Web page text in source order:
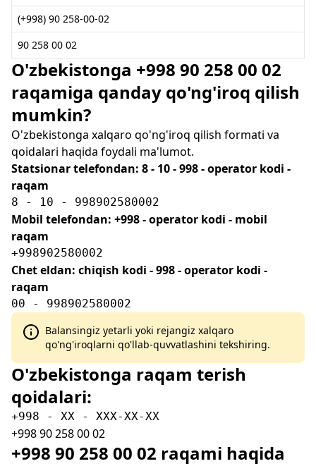
(+998) 90 258-00-02
90 258 00 02
O'zbekistonga +998 90 258 00 02
raqamiga qanday qo'ng'iroq qilish
mumkin?
O'zbekistonga xalqaro qo'ng'iroq qilish formati va
qoidalari haqida foydali ma'lumot.
Statsionar telefondan: 8 - 10 - 998 - operator kodi -
raqam
8 - 10 - 998902580002
Mobil telefondan: +998 - operator kodi - mobil
raqam
+998902580002
Chet eldan: chiqish kodi - 998 - operator kodi -
raqam
00 - 998902580002
Balansingiz yetarli yoki rejangiz xalqaro
qo'ng'iroqlarni qo'llab-quvvatlashini tekshiring.
O'zbekistonga raqam terish
qoidalari:
+998 - XX - XXX-XX-XX
+998 90 258 00 02
+998 90 258 00 02 raqami haqida